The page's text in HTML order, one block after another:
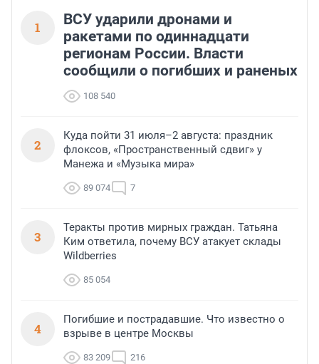
1
ВСУ ударили дронами и
ракетами по одиннадцати
регионам России. Власти
сообщили о погибших и раненых
108 540
2
Куда пойти 31 июля–2 августа: праздник
флоксов, «Пространственный сдвиг» у
Манежа и «Музыка мира»
89 074 7
3
Теракты против мирных граждан. Татьяна
Ким ответила, почему ВСУ атакует склады
Wildberries
85 054
4
Погибшие и пострадавшие. Что известно о
взрыве в центре Москвы
83 209 216